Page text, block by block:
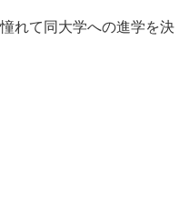
れて同大学への進学を決